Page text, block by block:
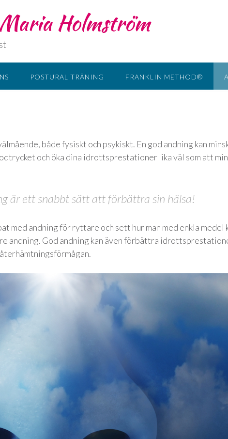
Holmström
POSTURAL TRÄNING FRANKLIN METHOD®
både fysiskt och psykiskt. En god andning kan
och öka dina idrottsprestationer lika väl som att
är ett snabbt sätt att förbättra sin hälsa!
med andning för ryttare och sett hur man med enkla medel
andning. God andning kan även förbättra